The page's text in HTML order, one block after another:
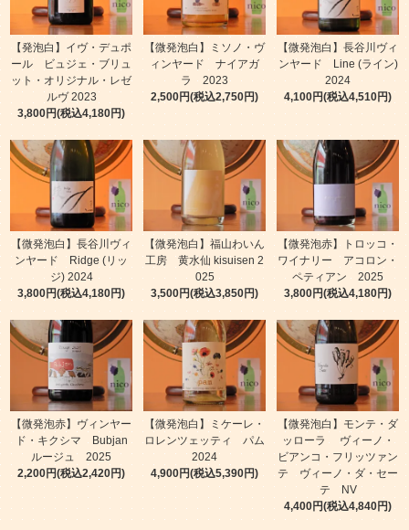
【発泡白】イヴ・デュポ
ール ビュジェ・ブリュ
ット・オリジナル・レゼ
ルヴ 2023
3,800円(税込4,180円)
【微発泡白】ミソノ・ヴ
ィンヤード ナイアガ
ラ 2023
2,500円(税込2,750円)
【微発泡白】長谷川ヴィ
ンヤード Line (ライン)
2024
4,100円(税込4,510円)
【微発泡白】長谷川ヴィ
ンヤード Ridge (リッ
ジ) 2024
3,800円(税込4,180円)
【微発泡白】福山わいん
工房 黄水仙 kisuisen 2
025
3,500円(税込3,850円)
【微発泡赤】トロッコ・
ワイナリー アコロン・
ペティアン 2025
3,800円(税込4,180円)
【微発泡赤】ヴィンヤー
ド・キクシマ Bubjan
ルージュ 2025
2,200円(税込2,420円)
【微発泡白】ミケーレ・
ロレンツェッティ パム
2024
4,900円(税込5,390円)
【微発泡白】モンテ・ダ
ッローラ ヴィーノ・
ビアンコ・フリッツァン
テ ヴィーノ・ダ・セー
テ NV
4,400円(税込4,840円)